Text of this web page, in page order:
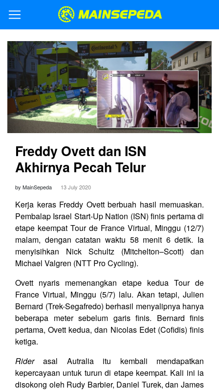
Freddy Ovett dan ISN
Akhirnya Pecah Telur
by MainSepeda 13 July 2020
Kerja keras Freddy Ovett berbuah hasil memuaskan.
Pembalap Israel Start-Up Nation (ISN) finis pertama di
etape keempat Tour de France Virtual, Minggu (12/7)
malam, dengan catatan waktu 58 menit 6 detik. Ia
menyisihkan Nick Schultz (Mitchelton–Scott) dan
Michael Valgren (NTT Pro Cycling).
Ovett nyaris memenangkan etape kedua Tour de
France Virtual, Minggu (5/7) lalu. Akan tetapi, Julien
Bernard (Trek-Segafredo) berhasil menyalipnya hanya
beberapa meter sebelum garis finis. Bernard finis
pertama, Ovett kedua, dan Nicolas Edet (Cofidis) finis
ketiga.
Riderasal Autralia itu kembali mendapatkan
kepercayaan untuk turun di etape keempat. Kali ini ia
disokong oleh Rudy Barbier, Daniel Turek, dan James